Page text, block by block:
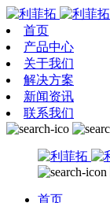
首页
产品中心
关于我们
解决方案
新闻资讯
联系我们
首页